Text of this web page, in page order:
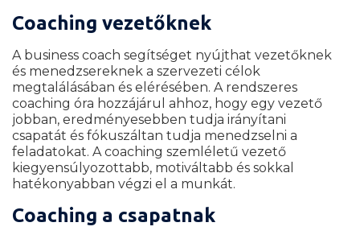
Coaching vezetőknek
A business coach segítséget nyújthat vezetőknek
és menedzsereknek a szervezeti célok
megtalálásában és elérésében. A rendszeres
coaching óra hozzájárul ahhoz, hogy egy vezető
jobban, eredményesebben tudja irányítani
csapatát és fókuszáltan tudja menedzselni a
feladatokat. A coaching szemléletű vezető
kiegyensúlyozottabb, motiváltabb és sokkal
hatékonyabban végzi el a munkát.
Coaching a csapatnak